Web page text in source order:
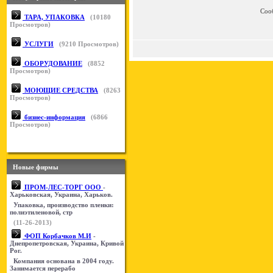
ТАРА, УПАКОВКА (10180
Просмотров)
УСЛУГИ (9210 Просмотров)
ОБОРУДОВАНИЕ (8852
Просмотров)
МОЮЩИЕ СРЕДСТВА (8263
Просмотров)
бизнес-информация (6866
Просмотров)
Новые фирмы
ПРОМ-ЛЕС-ТОРГ ООО -
Харьковская, Украина, Харьков.
Упаковка, производство пленки:
полиэтиленовой, стр
(11-26-2013)
ФОП Корбачков М.И -
Днепропетровская, Украина, Кривой
Рог.
Компания основана в 2004 году.
Занимается перерабо